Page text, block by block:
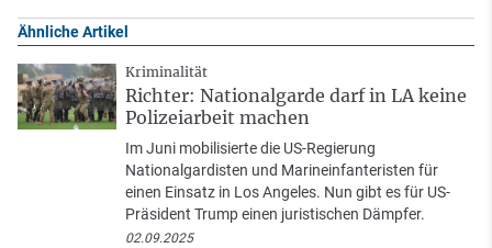
Ähnliche Artikel
Kriminalität
Richter: Nationalgarde darf in LA keine
Polizeiarbeit machen
Im Juni mobilisierte die US-Regierung
Nationalgardisten und Marineinfanteristen für
einen Einsatz in Los Angeles. Nun gibt es für US-
Präsident Trump einen juristischen Dämpfer.
02.09.2025